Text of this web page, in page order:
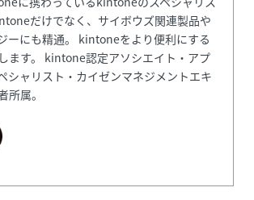
だけでなく、サイボウズ関連製品や
ーにも精通。 kintoneをより便利にする
ます。 kintone認定アソシエイト・アプ
シャリスト・カイゼンマネジメントエキ
所属。